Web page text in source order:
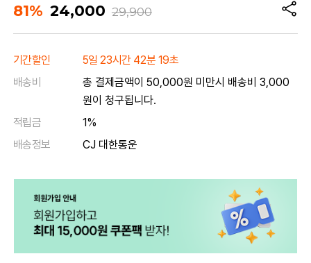
81% 24,000 29,900
기간할인
5일 23시간 42분 19초
배송비
총 결제금액이 50,000원 미만시 배송비 3,000
원이 청구됩니다.
적립금
1%
배송정보
CJ 대한통운